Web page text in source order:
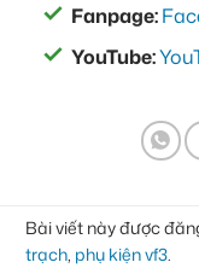
Fanpage:
YouTube:
Bài viết này được
trạch, phụ kiện vf3.